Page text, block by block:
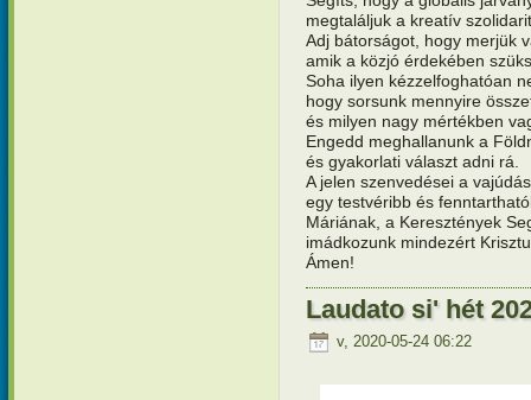
megtaláljuk a kreatív
Adj bátorságot, hogy merjük
amik a közjó érdekében
Soha ilyen kézzelfoghatóan
hogy sorsunk mennyire
és milyen nagy mértékben
Engedd meghallanunk a
és gyakorlati választ adni rá.
A jelen szenvedései a
egy testvéribb és
Máriának, a Keresztények
imádkozunk mindezért
Ámen!
Laudato si' hét
v, 2020-05-24 06:22